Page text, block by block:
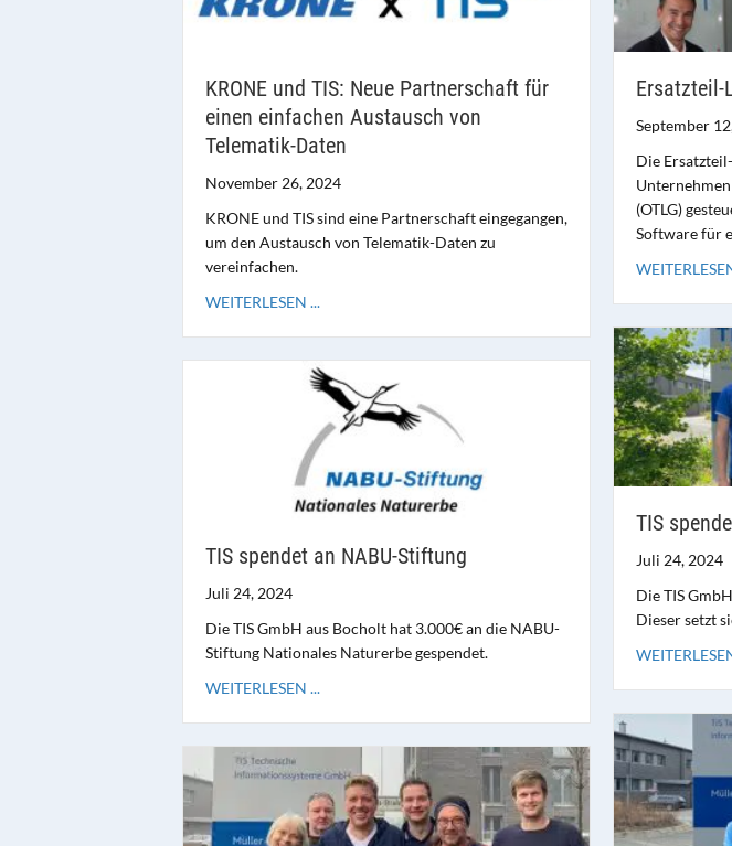
KRONE und TIS: Neue Partnerschaft für
einen einfachen Austausch von
Telematik-Daten
November 26, 2024
KRONE und TIS sind eine Partnerschaft eingegangen,
um den Austausch von Telematik-Daten zu
vereinfachen.
WEITERLESEN ...
Ersatzteil-
September
Die
(OTLG)
Software für
TIS
Juli 24, 2024
Die TIS
Dieser setzt
TIS spendet an NABU-Stiftung
Juli 24, 2024
Die TIS GmbH aus Bocholt hat 3.000€ an die NABU-
Stiftung Nationales Naturerbe gespendet.
WEITERLESEN ...